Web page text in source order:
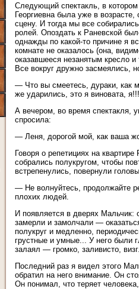
Следующий спектакль, в
Георгиевна была уже в
сцену. И тогда мы все
ролей. Опоздать к Раневской
однажды по какой-то причине я
комнате не оказалось (она,
оказавшееся незанятым кресло
Все вокруг дружно засмеялись,
— Что вы смеетесь, дураки, как
же ударились, это я виновата, я!!!
А вечером, во время спектакля,
спросила:
— Леня, дорогой мой, как ваша
Говоря о репетициях на
собрались полукругом, чтобы
встрепенулись, повернули
— Не волнуйтесь, продолжайте
плохих людей.
И появляется в дверях Мальчик:
замерли и замолчали —
полукруг и медленно,
грустные и умные... У него были
залаял — громко, заливисто,
Последний раз я видел этого
обратил на него внимание. Он
Он понимал, что теряет